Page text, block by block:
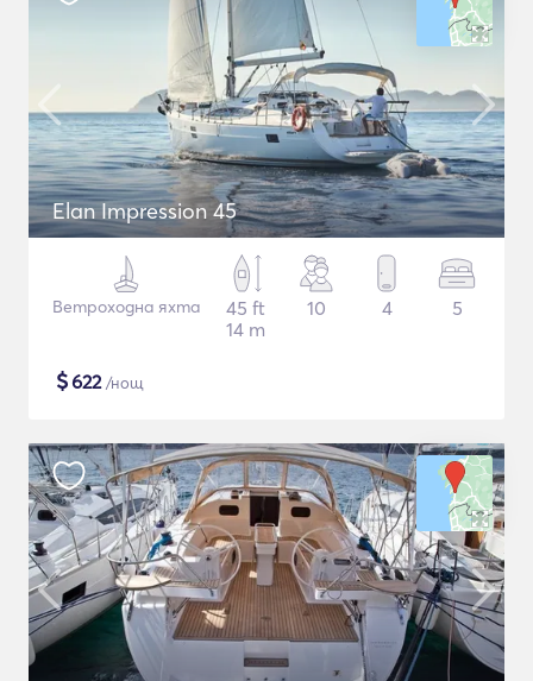
Elan Impression 45
Ветроходна яхта
45 ft
14 m
10 4 5
$622/нощ